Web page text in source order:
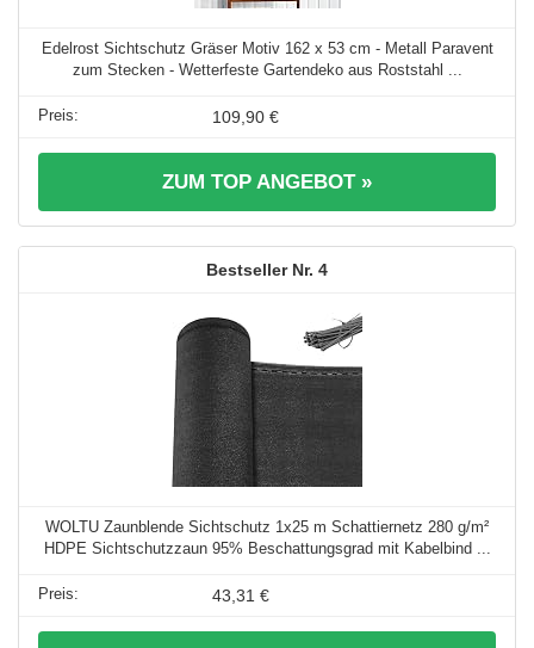
Edelrost Sichtschutz Gräser Motiv 162 x 53 cm - Metall Paravent
zum Stecken - Wetterfeste Gartendeko aus Roststahl ...
109,90 €
ZUM TOP ANGEBOT »
4
WOLTU Zaunblende Sichtschutz 1x25 m Schattiernetz 280 g/m²
HDPE Sichtschutzzaun 95% Beschattungsgrad mit Kabelbind ...
43,31 €